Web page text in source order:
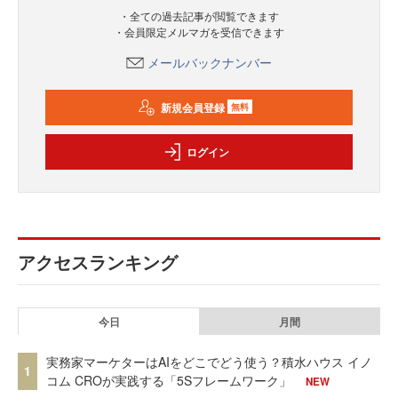
・全ての過去記事が閲覧できます
・会員限定メルマガを受信できます
メールバックナンバー
新規会員登録 無料
ログイン
アクセスランキング
今日 月間
1
実務家マーケターはAIをどこでどう使う？積水ハウス イノ
コム CROが実践する「5Sフレームワーク」
NEW